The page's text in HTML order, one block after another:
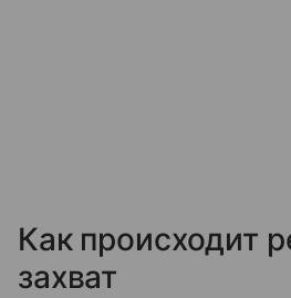
Как происходит
захват